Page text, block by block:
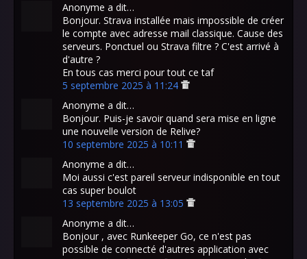
Anonyme a dit…
Bonjour. Strava installée mais impossible de créer
le compte avec adresse mail classique. Cause des
serveurs. Ponctuel ou Strava filtre ? C'est arrivé à
d'autre ?
En tous cas merci pour tout ce taf
5 septembre 2025 à 11:24
Anonyme a dit…
Bonjour. Puis-je savoir quand sera mise en ligne
une nouvelle version de Relive?
10 septembre 2025 à 10:11
Anonyme a dit…
Moi aussi c'est pareil serveur indisponible en tout
cas super boulot
13 septembre 2025 à 13:05
Anonyme a dit…
Bonjour , avec Runkeeper Go, ce n'est pas
possible de connecté d'autres application avec